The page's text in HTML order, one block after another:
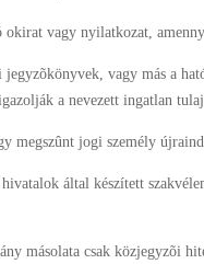
okirat vagy nyilatkozat,
vagy más a
a nevezett ingatlan
megszûnt jogi személy
által készített
másolata csak közjegyzõi